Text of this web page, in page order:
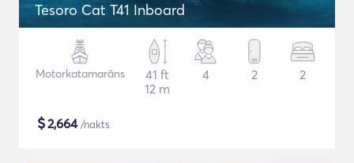
Tesoro Cat T41 Inboard
Motorkatamarāns
41 ft
12 m
4 2 2
$2,664/nakts